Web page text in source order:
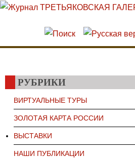
Перейти к основному содержанию
Skip to search
РУБРИКИ
ВИРТУАЛЬНЫЕ ТУРЫ
ЗОЛОТАЯ КАРТА РОССИИ
ВЫСТАВКИ
НАШИ ПУБЛИКАЦИИ